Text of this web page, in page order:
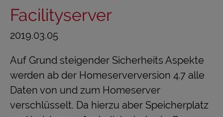
Facilityserver
2019.03.05
Auf Grund steigender Sicherheits Aspekte
werden ab der Homeserverversion 4.7 alle
Daten von und zum Homeserver
verschlüsselt. Da hierzu aber Speicherplatz